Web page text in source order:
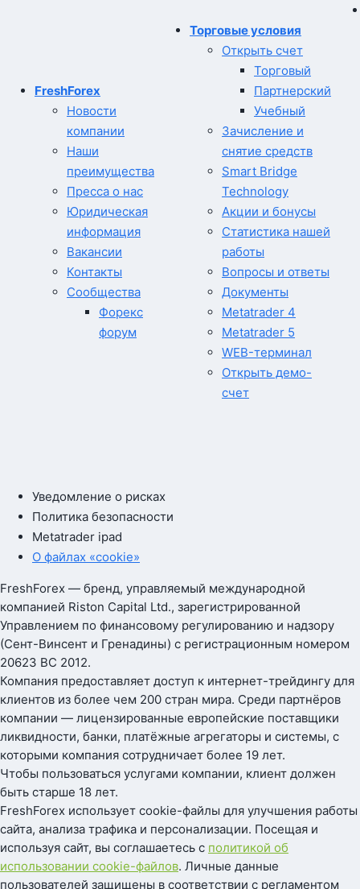
FreshForex
Новости
компании
Наши
преимущества
Пресса о нас
Юридическая
информация
Вакансии
Контакты
Сообщества
Форекс
форум
Торговые условия
Открыть счет
Торговый
Партнерский
Учебный
Зачисление и
снятие средств
Smart Bridge
Technology
Акции и бонусы
Статистика нашей
работы
Вопросы и ответы
Документы
Metatrader 4
Metatrader 5
WEB-терминал
Открыть демо-
счет
Уведомление о рисках
Политика безопасности
Metatrader ipad
О файлах «cookie»
FreshForex — бренд, управляемый международной
компанией Riston Capital Ltd., зарегистрированной
Управлением по финансовому регулированию и надзору
(Сент-Винсент и Гренадины) с регистрационным номером
20623 BC 2012.
Компания предоставляет доступ к интернет-трейдингу для
клиентов из более чем 200 стран мира. Среди партнёров
компании — лицензированные европейские поставщики
ликвидности, банки, платёжные агрегаторы и системы, с
которыми компания сотрудничает более 19 лет.
Чтобы пользоваться услугами компании, клиент должен
быть старше 18 лет.
FreshForex использует cookie-файлы для улучшения работы
сайта, анализа трафика и персонализации. Посещая и
используя сайт, вы соглашаетесь с политикой об
использовании cookie-файлов. Личные данные
пользователей защищены в соответствии с регламентом